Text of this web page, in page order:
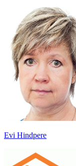
Evi Hindpere